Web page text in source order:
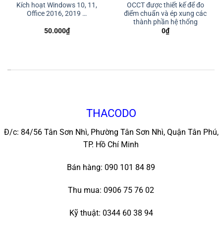
Kích hoạt Windows 10, 11,
Office 2016, 2019 …
50.000₫
OCCT được thiết kế để đo
điểm chuẩn và ép xung các
thành phần hệ thống
0₫
THACODO
Đ/c: 84/56 Tân Sơn Nhì, Phường Tân Sơn Nhì, Quận Tân Phú,
TP. Hồ Chí Minh
Bán hàng: 090 101 84 89
Thu mua: 0906 75 76 02
Kỹ thuật: 0344 60 38 94